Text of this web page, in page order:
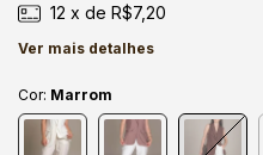
12 x de R$7,20
Ver mais detalhes
Cor: Marrom